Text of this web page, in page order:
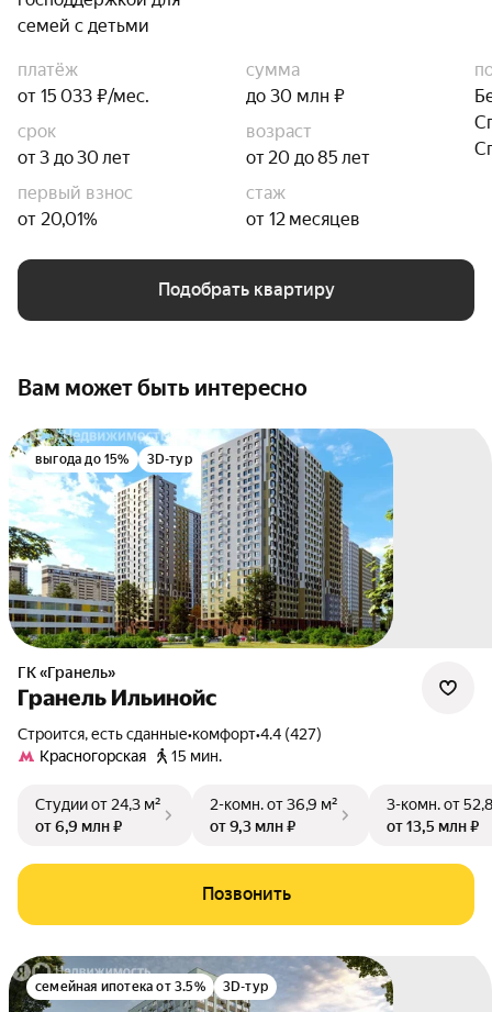
семей с детьми
платёж
от 15 033 ₽/мес.
сумма
до 30 млн ₽
срок
от 3 до 30 лет
возраст
от 20 до 85 лет
первый взнос
от 20,01%
стаж
от 12 месяцев
Подобрать квартиру
Вам может быть интересно
выгода до 15% 3D-тур
ГК «Гранель»
Гранель Ильинойс
Строится, есть сданные•комфорт•4.4 (427)
Красногорская
15 мин.
Студииот 24,3 м²
от 6,9 млн ₽
2-комн.от 36,9 м²
от 9,3 млн ₽
3-комн.от
от 13,5 млн ₽
Позвонить
семейная ипотека от 3.5% 3D-тур